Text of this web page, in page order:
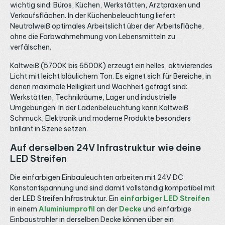
wichtig sind: Büros, Küchen, Werkstätten, Arztpraxen und
Verkaufsflächen. In der Küchenbeleuchtung liefert
Neutralweiß optimales Arbeitslicht über der Arbeitsfläche,
ohne die Farbwahrnehmung von Lebensmitteln zu
verfälschen.
Kaltweiß (5700K bis 6500K) erzeugt ein helles, aktivierendes
Licht mit leicht bläulichem Ton. Es eignet sich für Bereiche, in
denen maximale Helligkeit und Wachheit gefragt sind:
Werkstätten, Technikräume, Lager und industrielle
Umgebungen. In der Ladenbeleuchtung kann Kaltweiß
Schmuck, Elektronik und moderne Produkte besonders
brillant in Szene setzen.
Auf derselben 24V Infrastruktur wie deine
LED Streifen
Die einfarbigen Einbauleuchten arbeiten mit 24V DC
Konstantspannung und sind damit vollständig kompatibel mit
der LED Streifen Infrastruktur. Ein einfarbiger LED Streifen
in einem Aluminiumprofil an der Decke und einfarbige
Einbaustrahler in derselben Decke können über ein